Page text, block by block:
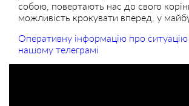
собою, повертають нас до свого
можливість крокувати вперед, у
Оперативну інформацію про
нашому телеграмі